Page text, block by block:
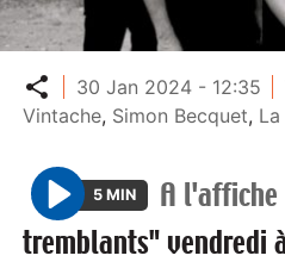
Partager
30 Jan 2024 - 12:35
Vintache, Simon Becquet,
P
l
5 MIN A l'affiche
tremblants" vendredi